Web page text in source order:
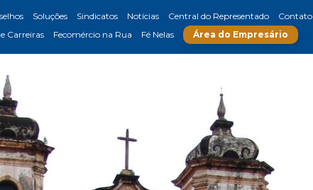
Soluções Sindicatos Notícias Central do Representado
Contato
Carreiras Fecomércio na Rua Fé Nelas Área do Empresário